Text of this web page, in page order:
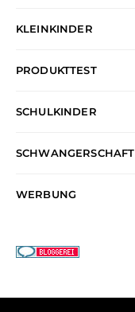
KLEINKINDER
PRODUKTTEST
SCHULKINDER
SCHWANGERSCHAFT
WERBUNG